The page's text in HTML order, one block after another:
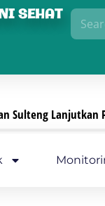
SEHAT
Lanjutkan